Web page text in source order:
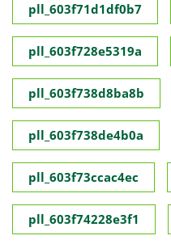
pll_603f71d1df0b7
pll_603f728e5319a
pll_603f738d8ba8b
pll_603f738de4b0a
pll_603f73ccac4ec
pll_603f74228e3f1